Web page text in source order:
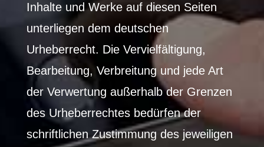
Inhalte und Werke auf diesen Seiten
unterliegen dem deutschen
Urheberrecht. Die Vervielfältigung,
Bearbeitung, Verbreitung und jede Art
der Verwertung außerhalb der Grenzen
des Urheberrechtes bedürfen der
schriftlichen Zustimmung des jeweiligen